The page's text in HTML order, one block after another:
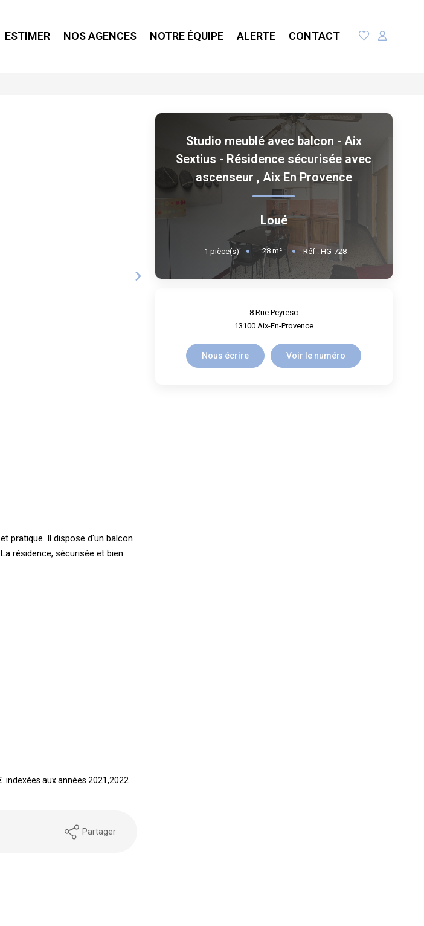
ESTIMER NOS AGENCES NOTRE ÉQUIPE ALERTE CONTACT
pratique. Il dispose d'un balcon
résidence, sécurisée et bien
indexées aux années 2021,2022
Partager
Studio meublé avec balcon - Aix
Sextius - Résidence sécurisée avec
ascenseur , Aix En Provence
Loué
1pièce(s) 28m² Réf :HG-728
8 Rue Peyresc
13100 Aix-En-Provence
Nous écrire Voir le numéro